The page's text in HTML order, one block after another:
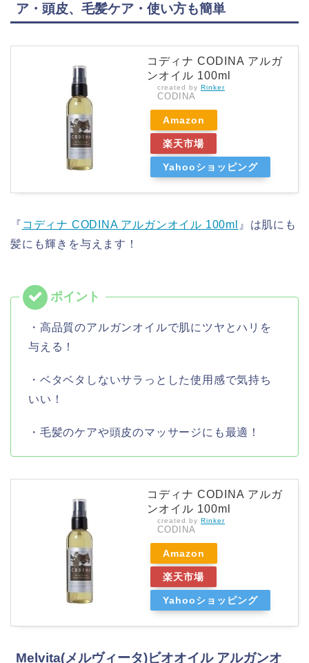
ア・頭皮、毛髪ケア・使い方も簡単
コディナ CODINA アルガ
ンオイル 100ml
created by Rinker
CODINA
Amazon
楽天市場
Yahooショッピング
『 コディナ CODINA アルガンオイル 100ml 』は肌にも
髪にも輝きを与えます！
・高品質のアルガンオイルで肌にツヤとハリを
与える！
・ベタベタしないサラっとした使用感で気持ち
いい！
・毛髪のケアや頭皮のマッサージにも最適！
コディナ CODINA アルガ
ンオイル 100ml
created by Rinker
CODINA
Amazon
楽天市場
Yahooショッピング
Melvita(メルヴィータ)ビオオイル アルガンオ